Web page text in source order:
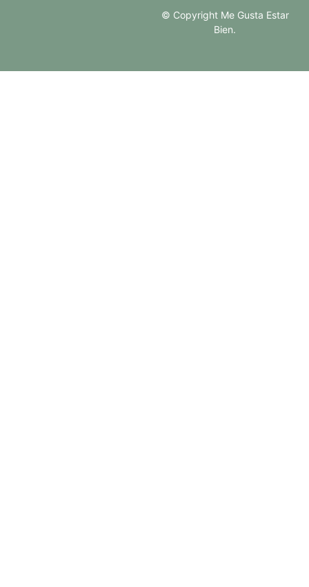
© Copyright Me Gusta Estar
Bien.